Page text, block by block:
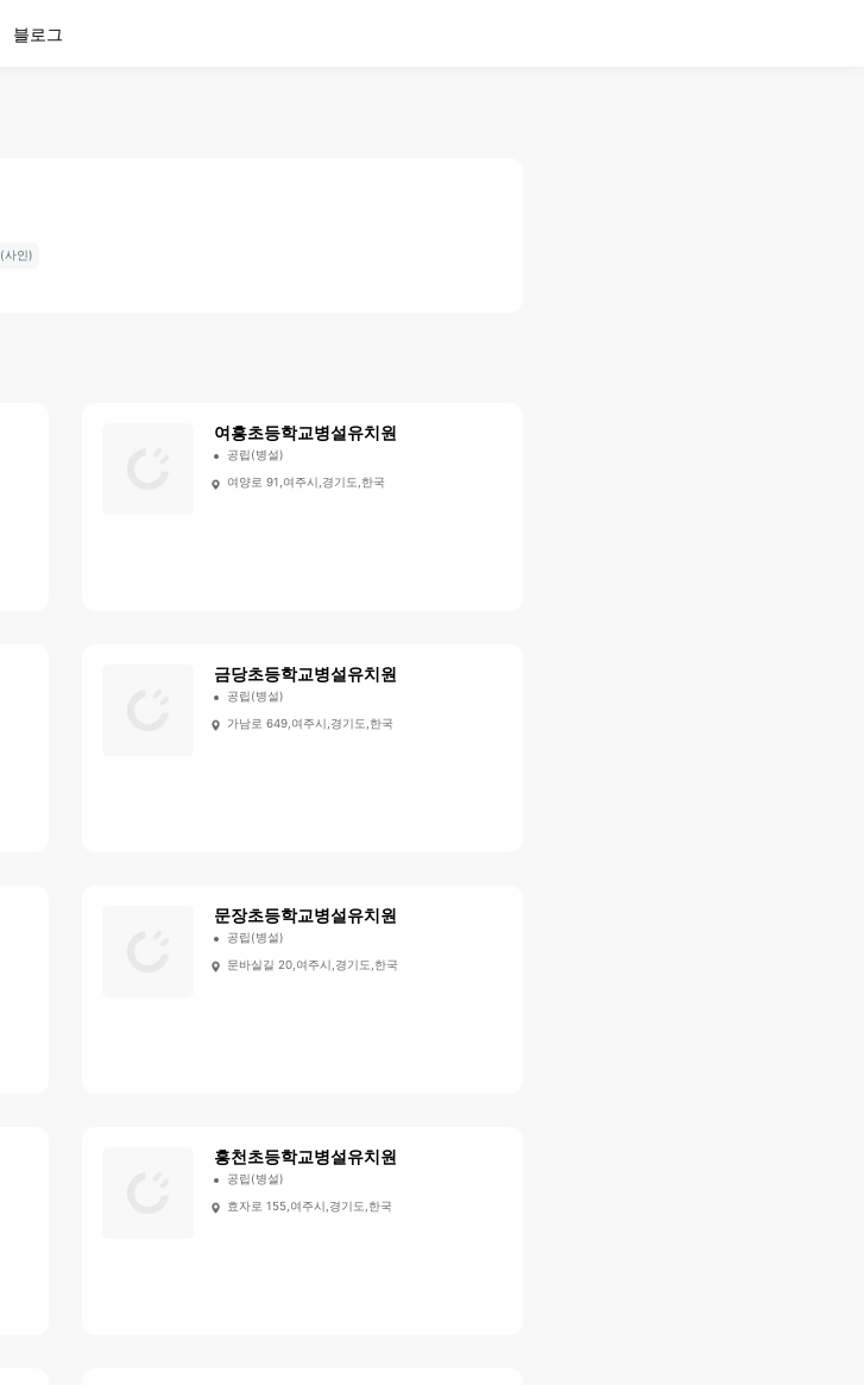
블로그
사인)
여흥초등학교병설유치원
공립(병설)
여양로 91,여주시,경기도,한국
금당초등학교병설유치원
공립(병설)
가남로 649,여주시,경기도,한국
문장초등학교병설유치원
공립(병설)
문바실길 20,여주시,경기도,한국
흥천초등학교병설유치원
공립(병설)
효자로 155,여주시,경기도,한국